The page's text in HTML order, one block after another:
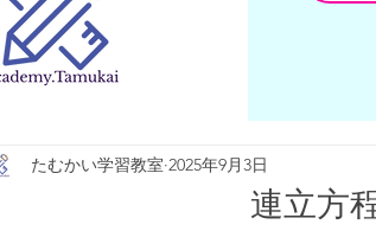
たむかい学習教室 2025年9月3日
連立方